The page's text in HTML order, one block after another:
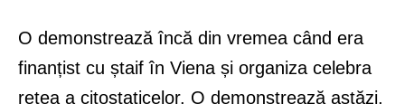
O demonstrează încă din vremea când era
finanțist cu ștaif în Viena și organiza celebra
rețea a citostaticelor. O demonstrează astăzi,